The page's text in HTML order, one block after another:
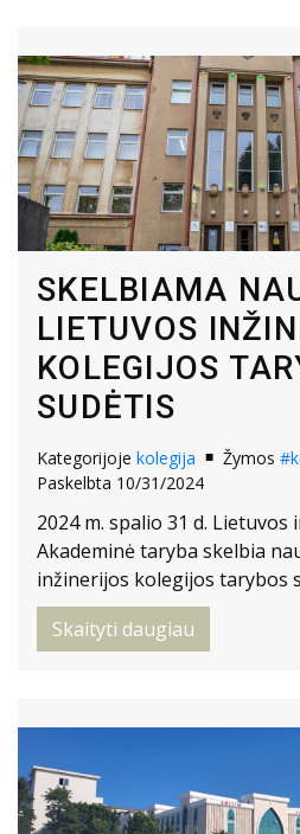
SKELBIAMA
LIETUVOS
KOLEGIJOS
SUDĖTIS
Kategorijoje kolegija Žymos
Paskelbta 10/31/2024
2024 m. spalio 31 d.
Akademinė taryba skelbia
inžinerijos kolegijos tarybos
Skaityti daugiau